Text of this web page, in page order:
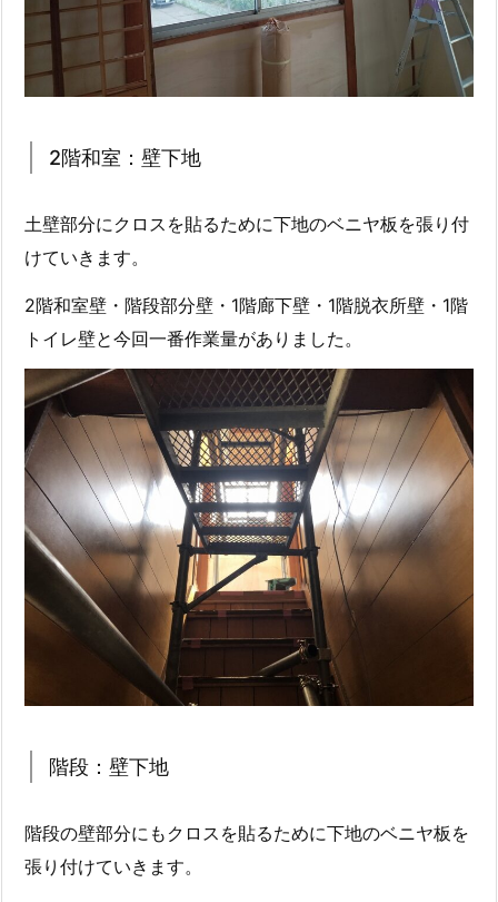
2階和室：壁下地
土壁部分にクロスを貼るために下地のベニヤ板を張り付
けていきます。
2階和室壁・階段部分壁・1階廊下壁・1階脱衣所壁・1階
トイレ壁と今回一番作業量がありました。
階段：壁下地
階段の壁部分にもクロスを貼るために下地のベニヤ板を
張り付けていきます。